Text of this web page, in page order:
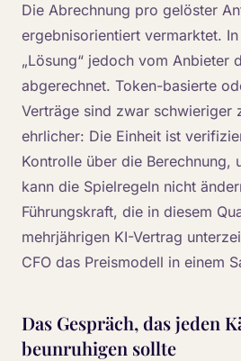
Die Abrechnung pro gelöster
ergebnisorientiert vermarktet.
„Lösung“ jedoch vom Anbieter
abgerechnet. Token-basierte
Verträge sind zwar schwieriger
ehrlicher: Die Einheit ist
Kontrolle über die Berechnung,
kann die Spielregeln nicht
Führungskraft, die in diesem
mehrjährigen KI-Vertrag
CFO das Preismodell in einem
Das Gespräch, das jeden
beunruhigen sollte